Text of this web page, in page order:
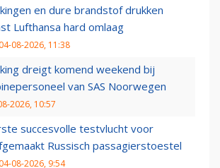
en dure brandstof drukken
Lufthansa hard omlaag
04-08-2026, 11:38
dreigt komend weekend bij
van SAS Noorwegen
2026, 10:57
succesvolle testvlucht voor
Russisch passagierstoestel
04-08-2026, 9:54